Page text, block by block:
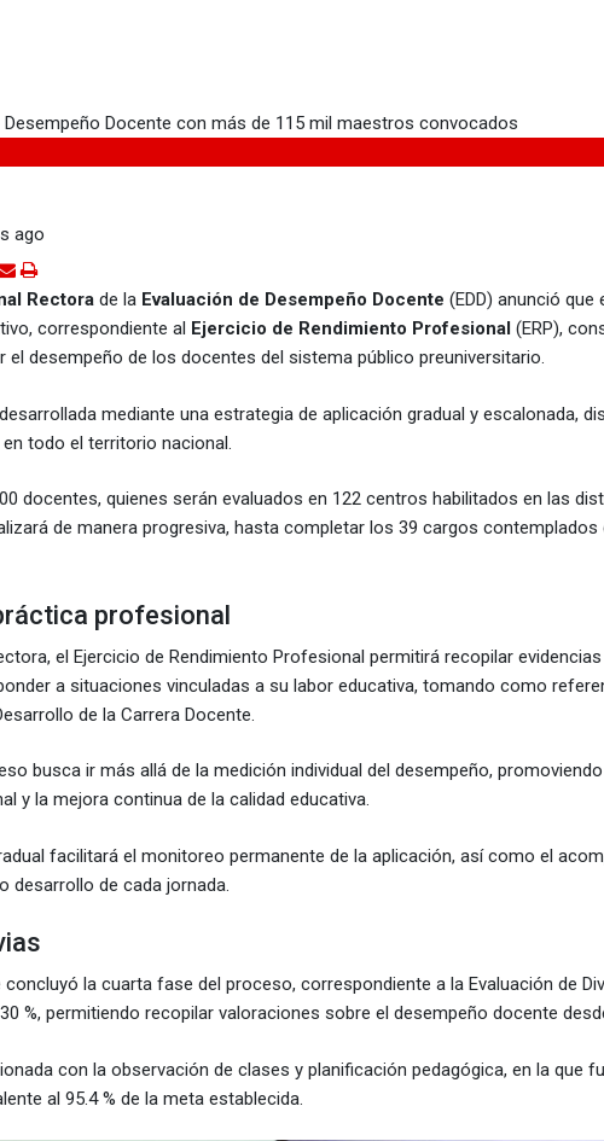
ago
Share
via
Email
Print
Rectora de la Evaluación de Desempeño Docente (EDD) anunció
correspondiente al Ejercicio de Rendimiento Profesional (ERP),
desempeño de los docentes del sistema público preuniversitario.
mediante una estrategia de aplicación gradual y escalonada,
todo el territorio nacional.
docentes, quienes serán evaluados en 122 centros habilitados en las
de manera progresiva, hasta completar los 39 cargos
profesional
el Ejercicio de Rendimiento Profesional permitirá recopilar
a situaciones vinculadas a su labor educativa, tomando como
de la Carrera Docente.
busca ir más allá de la medición individual del desempeño,
y la mejora continua de la calidad educativa.
facilitará el monitoreo permanente de la aplicación, así como el
desarrollo de cada jornada.
la cuarta fase del proceso, correspondiente a la Evaluación de
%, permitiendo recopilar valoraciones sobre el desempeño docente
con la observación de clases y planificación pedagógica, en la que
al 95.4 % de la meta establecida.